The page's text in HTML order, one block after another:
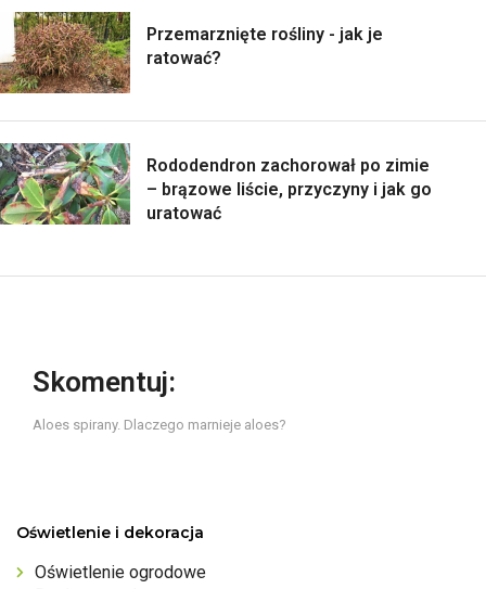
Przemarznięte rośliny - jak je
ratować?
Rododendron zachorował po zimie
– brązowe liście, przyczyny i jak go
uratować
Skomentuj:
Aloes spirany. Dlaczego marnieje aloes?
Oświetlenie i dekoracja
Oświetlenie ogrodowe